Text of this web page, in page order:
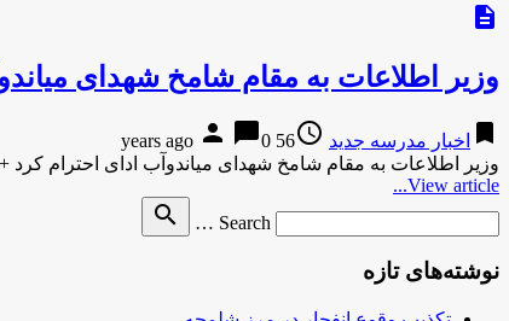
description
وزیر اطلاعات به مقام شامخ شهدای
bookmark اخبار مدرسه جدید access_time
56 years ago
person chat_bubble0
وزیر اطلاعات به مقام شامخ شهدای میاندوآب ادای احترام
View article...
Search …
search
نوشته‌های تازه